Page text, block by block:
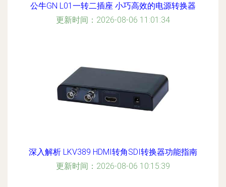
公牛GN L01一转二插座 小巧高效的电源转换器
更新时间：2026-08-06 11:01:34
深入解析 LKV389 HDMI转角SDI转换器功能指南
更新时间：2026-08-06 10:15:39